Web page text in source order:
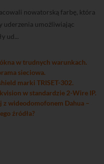
nowatorską farbę, która
uderzenia umożliwiając
ud...
w trudnych warunkach.
sieciowa.
marki TRISET-302.
w standardzie 2-Wire IP.
wideodomofonem Dahua –
źródła?